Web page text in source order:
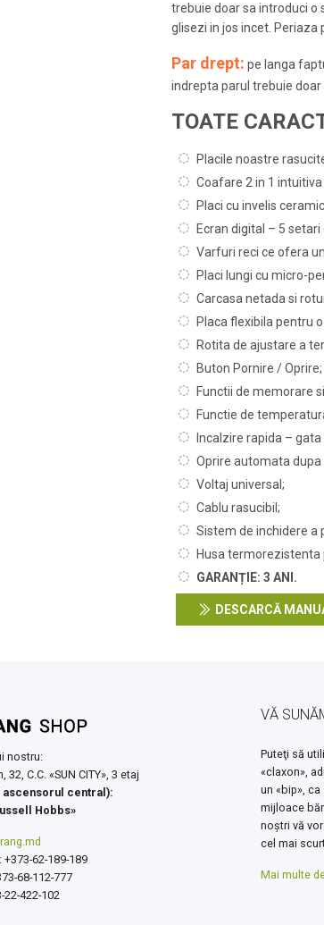
trebuie doar sa introduci o
glisezi in jos incet. Periaza
Par drept: pe langa
indrepta parul trebuie doar
TOATE
Placile noastre
Coafare 2 in 1
Placi cu invelis
Ecran digital – 5
Varfuri reci ce ofera
Placi lungi cu micro-
Carcasa netada si
Placa flexibila pentru
Rotita de ajustare a
Buton Pornire / Oprire;
Functii de memorare
Functie de
Incalzire rapida –
Oprire automata dupa
Voltaj universal;
Cablu rasucibil;
Sistem de inchidere a
Husa
GARANȚIE: 3 ANI.
DESCARCĂ
nostru:
32, C.C. «SUN CITY», 3 etaj
ascensorul central):
Hobbs»
62-189-189
68-112-777
22-422-102
VĂ
Puteţi să
«claxon»,
un «bip»,
mijloace
noștri vă
cel mai
Mai multe